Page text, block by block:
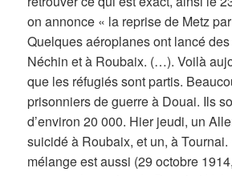
on annonce « la reprise de Metz
Quelques aéroplanes ont lancé
Néchin et à Roubaix. (…). Voilà
que les réfugiés sont partis.
prisonniers de guerre à Douai. Ils
d’environ 20 000. Hier jeudi, un
suicidé à Roubaix, et un, à
mélange est aussi (29 octobre